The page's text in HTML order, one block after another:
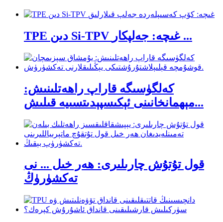
TPE دىن Si-TPV غىچە: جەلپكار ...
كەلگۈسىگە قاراپ راھەتلىنىش:
مېھمانخانىنى ئېكىسپېدىتسىيە قىلىش...
قول تۇتۇش چارىلىرى: ھەر خىل ... نى
تەكشۈرۈڭ